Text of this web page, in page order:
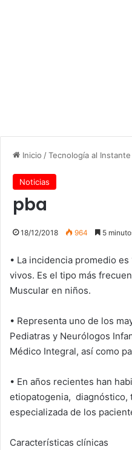
Inicio /Tecnología al Instante
Noticias
pba
18/12/2018 964 5
• La incidencia promedio
vivos. Es el tipo más
Muscular en niños.
• Representa uno de los
Pediatras y Neurólogos
Médico Integral, así como
• En años recientes han
etiopatogenia, diagnóstico,
especializada de los
Características clínicas